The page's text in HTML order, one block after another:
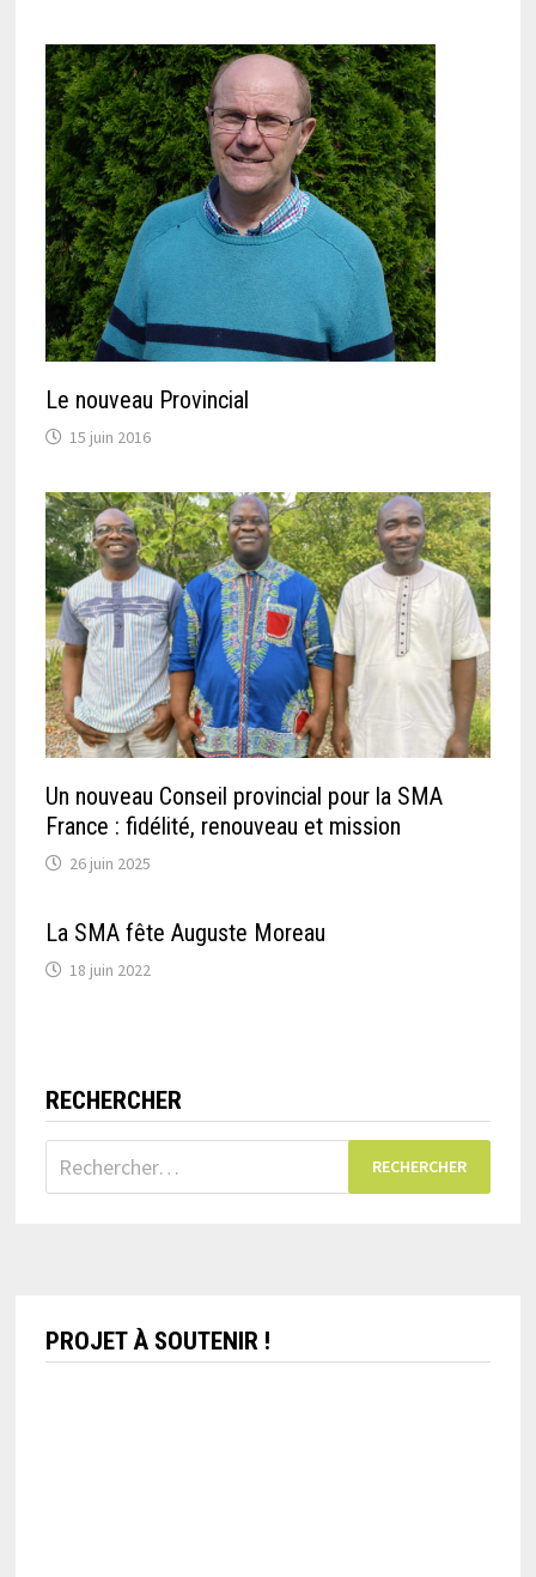
Le nouveau Provincial
15 juin 2016
Un nouveau Conseil provincial pour la SMA
France : fidélité, renouveau et mission
26 juin 2025
La SMA fête Auguste Moreau
18 juin 2022
RECHERCHER
Rechercher :
PROJET À SOUTENIR !